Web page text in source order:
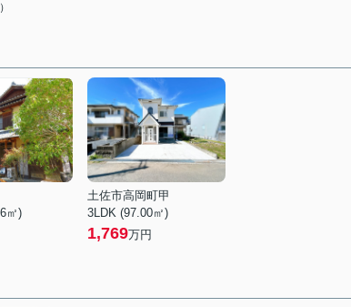
㎡)
土佐市高岡町甲
3LDK (97.00㎡)
1,769万円